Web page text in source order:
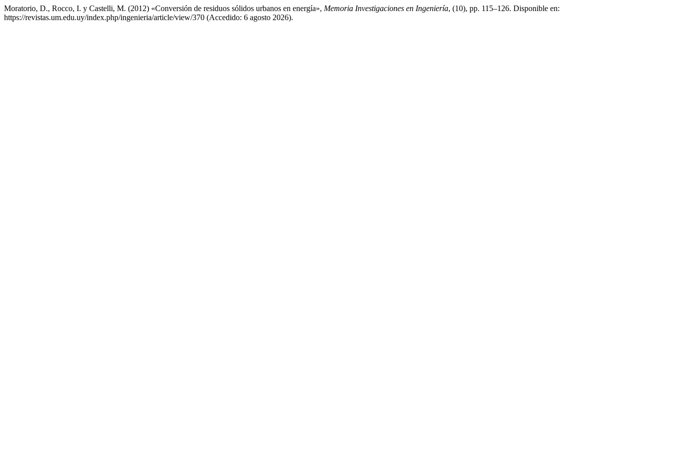
Moratorio, D., Rocco, I. y Castelli, M. (2012) «Conversión de residuos sólidos urbanos en energía», Memoria Investigaciones en Ingeniería, (10), pp. 115–126. Disponible en:
https://revistas.um.edu.uy/index.php/ingenieria/article/view/370 (Accedido: 6 agosto 2026).